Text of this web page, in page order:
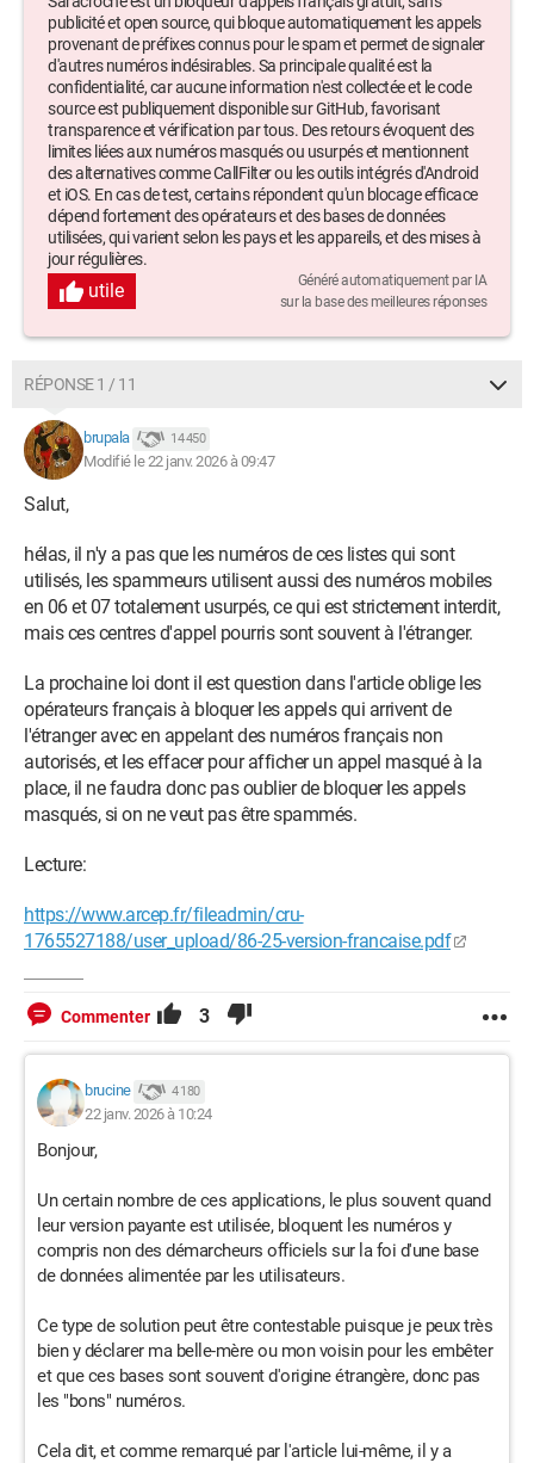
publicité et open source, qui bloque automatiquement les appels
provenant de préfixes connus pour le spam et permet de signaler
d'autres numéros indésirables. Sa principale qualité est la
confidentialité, car aucune information n'est collectée et le code
source est publiquement disponible sur GitHub, favorisant
transparence et vérification par tous. Des retours évoquent des
limites liées aux numéros masqués ou usurpés et mentionnent
des alternatives comme CallFilter ou les outils intégrés d'Android
et iOS. En cas de test, certains répondent qu'un blocage efficace
dépend fortement des opérateurs et des bases de données
utilisées, qui varient selon les pays et les appareils, et des mises à
jour régulières.
utile
Généré automatiquement par IA
sur la base des meilleures réponses
RÉPONSE 1 / 11
brupala 14 450
Modifié le 22 janv. 2026 à 09:47
Salut,
hélas, il n'y a pas que les numéros de ces listes qui sont
utilisés, les spammeurs utilisent aussi des numéros mobiles
en 06 et 07 totalement usurpés, ce qui est strictement interdit,
mais ces centres d'appel pourris sont souvent à l'étranger.
La prochaine loi dont il est question dans l'article oblige les
opérateurs français à bloquer les appels qui arrivent de
l'étranger avec en appelant des numéros français non
autorisés, et les effacer pour afficher un appel masqué à la
place, il ne faudra donc pas oublier de bloquer les appels
masqués, si on ne veut pas être spammés.
Lecture:
https://www.arcep.fr/fileadmin/cru-
1765527188/user_upload/86-25-version-francaise.pdf
Commenter 3
brucine 4 180
22 janv. 2026 à 10:24
Bonjour,
Un certain nombre de ces applications, le plus souvent quand
leur version payante est utilisée, bloquent les numéros y
compris non des démarcheurs officiels sur la foi d'une base
de données alimentée par les utilisateurs.
Ce type de solution peut être contestable puisque je peux très
bien y déclarer ma belle-mère ou mon voisin pour les embêter
et que ces bases sont souvent d'origine étrangère, donc pas
les "bons" numéros.
Cela dit, et comme remarqué par l'article lui-même, il y a